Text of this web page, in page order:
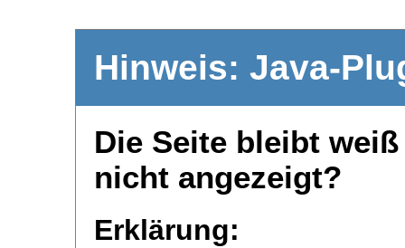
Hinweis: Java-
Die Seite bleibt
nicht angezeigt?
Erklärung: